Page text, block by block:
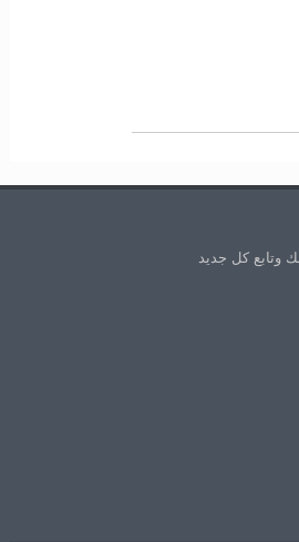
وتابع كل جديد